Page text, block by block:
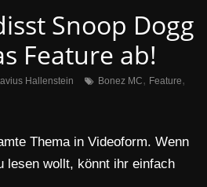
Snoop Dogg
Feature ab!
Hallenstein Bonez MC, Feature,
Thema in Videoform. Wenn
lesen wollt, könnt ihr einfach